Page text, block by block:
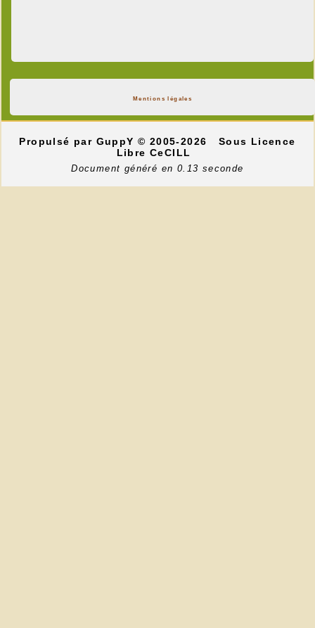
Mentions légales
Propulsé par GuppY© 2005-2026
Sous Licence
Libre CeCILL
Document généré en 0.13 seconde